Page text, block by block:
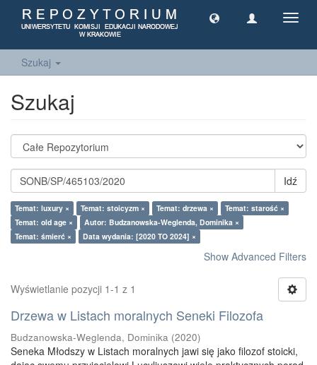
Szukaj
Szukaj
Idź
Temat: luxury × Temat: stoicyzm × Temat: drzewa ×
Temat: starość ×
Temat: old age ×
Autor: Budzanowska-Weglenda, Dominika ×
Temat: śmierć ×
Data wydania: [2020 TO 2024] ×
Show Advanced Filters
Wyświetlanie pozycji 1-1 z 1
Drzewa w Listach moralnych Seneki Filozofa
Budzanowska-Weglenda, Dominika (2020)
Seneka Młodszy w Listach moralnych jawi się jako filozof stoicki,